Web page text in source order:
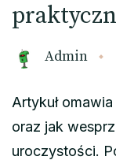
Admin
Artykuł
oraz jak
uroczystości.